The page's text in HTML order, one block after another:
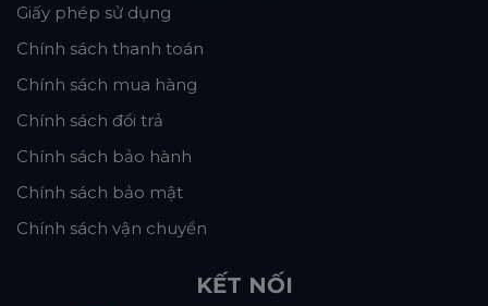
Giấy phép sử dụng
Chính sách thanh toán
Chính sách mua hàng
Chính sách đổi trả
Chính sách bảo hành
Chính sách bảo mật
Chính sách vận chuyển
KẾT NỐI